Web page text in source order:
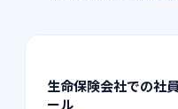
生命保険会社での社
ール